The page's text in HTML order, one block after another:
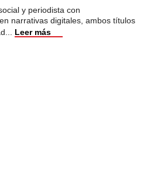
y periodista con
narrativas digitales, ambos títulos
Leer más